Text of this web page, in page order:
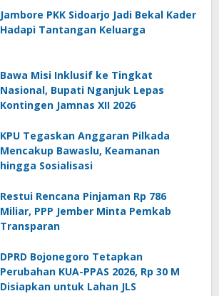
Jambore PKK Sidoarjo Jadi Bekal Kader
Hadapi Tantangan Keluarga
Bawa Misi Inklusif ke Tingkat
Nasional, Bupati Nganjuk Lepas
Kontingen Jamnas XII 2026
KPU Tegaskan Anggaran Pilkada
Mencakup Bawaslu, Keamanan
hingga Sosialisasi
Restui Rencana Pinjaman Rp 786
Miliar, PPP Jember Minta Pemkab
Transparan
DPRD Bojonegoro Tetapkan
Perubahan KUA-PPAS 2026, Rp 30 M
Disiapkan untuk Lahan JLS